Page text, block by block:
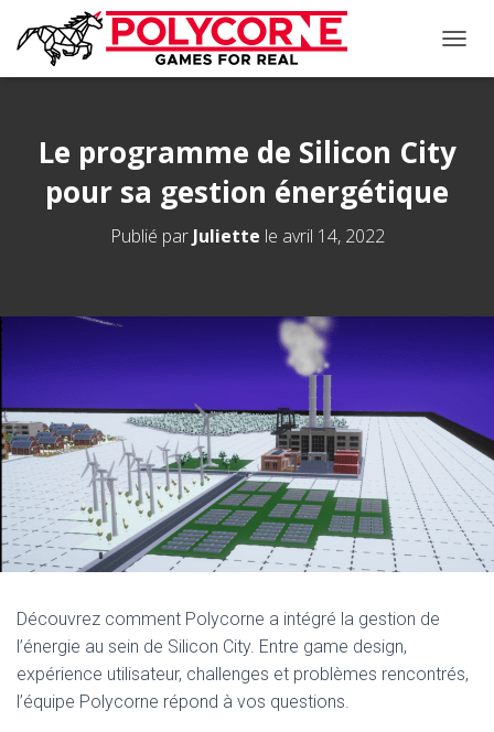
É
E
N
Le programme de Silicon City
pour sa gestion énergétique
Publié par Juliette le avril 14, 2022
Découvrez comment Polycorne a intégré la gestion de
l’énergie au sein de Silicon City. Entre game design,
expérience utilisateur, challenges et problèmes rencontrés,
l’équipe Polycorne répond à vos questions.